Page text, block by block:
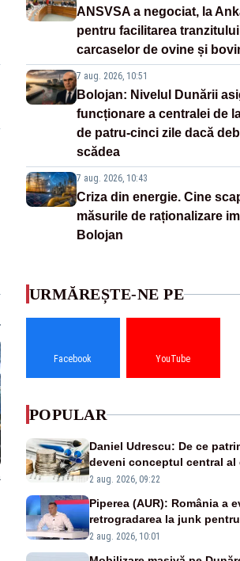
ANSVSA a negociat, la
pentru facilitarea
carcaselor de ovine și
7 aug. 2026, 10:51
Bolojan: Nivelul Dunării
funcționare a centralei de
de patru-cinci zile dacă
scădea
7 aug. 2026, 10:43
Criza din energie. Cine
măsurile de raționalizare
Bolojan
URMĂREȘTE-NE PE
Facebook YouTube
POPULAR
Daniel Udrescu: De ce
deveni conceptul central al
viitoare?
2 aug. 2026, 09:22
Piperea (AUR): România a
retrogradarea la junk
catastrofă pentru bănci și
2 aug. 2026, 10:01